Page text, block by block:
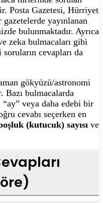
Posta Gazetesi, Hürriyet
yayınlanan
bulunmaktadır. Ayrıca
zeka bulmacaları gibi
cevapları da
gökyüzü/astronomi
Bazı bulmacalarda
“ay” veya daha edebi bir
cevabı seçerken en
(kutucuk) sayısı ve